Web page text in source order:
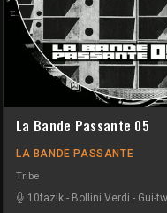
La Bande Passante 05
LA BANDE PASSANTE
Tribe
10fazik - Bollini Verdi - Gui-